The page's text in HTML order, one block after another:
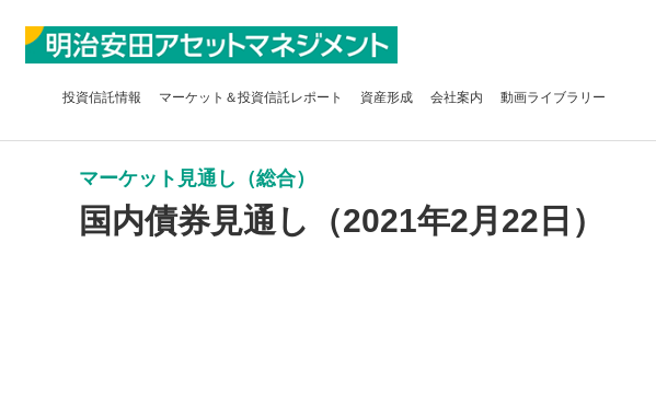
投資信託情報 マーケット＆投資信託レポート 資産形成 会社案内 動画ライブラリー
マーケット見通し（総合）
国内債券見通し（2021年2月22日）